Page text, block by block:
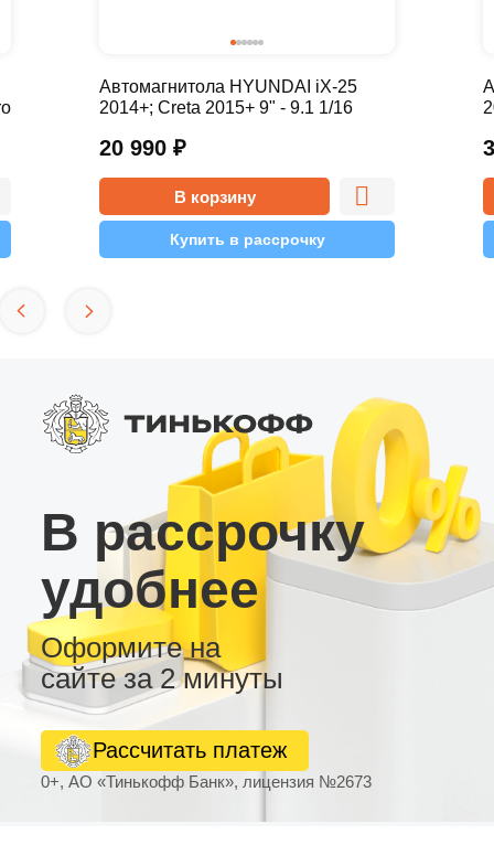
20 990 ₽
Автомагнитола HYUNDAI iX-25
2014+; Creta 2015+ 9" - 9.1 1/16
В корзину
Купить в рассрочку
В рассрочку
удобнее
Оформите на
сайте за 2 минуты
0+, АО «Тинькофф Банк», лицензия №2673
Рассчитать платеж